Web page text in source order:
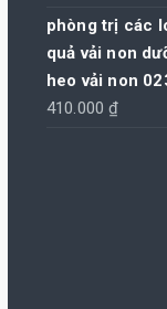
phòng trị các
quả vải non
heo vải non
410.000₫